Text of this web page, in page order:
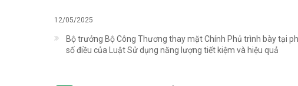
12/05/2025
Bộ trưởng Bộ Công Thương thay mặt Chính Phủ trình bày tại
số điều của Luật Sử dụng năng lượng tiết kiệm và hiệu quả